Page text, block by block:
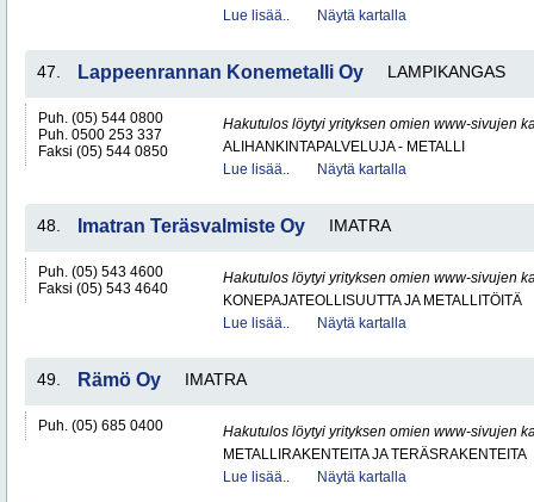
Lue lisää..
Näytä kartalla
47. Lappeenrannan Konemetalli Oy LAMPIKANGAS
Puh. (05) 544 0800
Puh. 0500 253 337
Faksi (05) 544 0850
Hakutulos löytyi yrityksen omien www-sivujen
ALIHANKINTAPALVELUJA - METALLI
Lue lisää..
Näytä kartalla
48. Imatran Teräsvalmiste Oy IMATRA
Puh. (05) 543 4600
Faksi (05) 543 4640
Hakutulos löytyi yrityksen omien www-sivujen
KONEPAJATEOLLISUUTTA JA METALLITÖITÄ
Lue lisää..
Näytä kartalla
49. Rämö Oy IMATRA
Puh. (05) 685 0400
Hakutulos löytyi yrityksen omien www-sivujen
METALLIRAKENTEITA JA TERÄSRAKENTEITA
Lue lisää..
Näytä kartalla